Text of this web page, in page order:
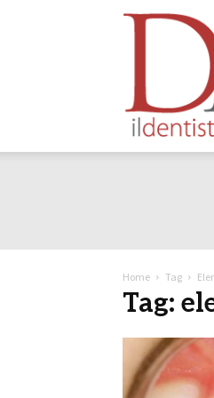
Home Tag
Tag: